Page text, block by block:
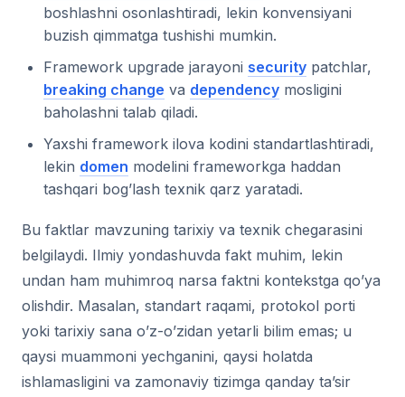
boshlashni osonlashtiradi, lekin konvensiyani
buzish qimmatga tushishi mumkin.
Framework upgrade jarayoni security patchlar,
breaking change va dependency mosligini
baholashni talab qiladi.
Yaxshi framework ilova kodini standartlashtiradi,
lekin domen modelini frameworkga haddan
tashqari bog’lash texnik qarz yaratadi.
Bu faktlar mavzuning tarixiy va texnik chegarasini
belgilaydi. Ilmiy yondashuvda fakt muhim, lekin
undan ham muhimroq narsa faktni kontekstga qo’ya
olishdir. Masalan, standart raqami, protokol porti
yoki tarixiy sana o’z-o’zidan yetarli bilim emas; u
qaysi muammoni yechganini, qaysi holatda
ishlamasligini va zamonaviy tizimga qanday ta’sir